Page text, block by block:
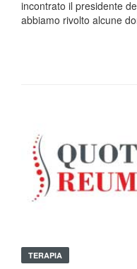
incontrato il presidente
abbiamo rivolto alcune
TERAPIA